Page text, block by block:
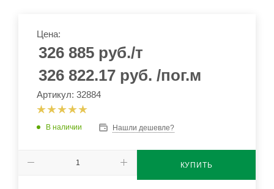
Цена:
326 885 руб./т
326 822.17 руб. /пог.м
Артикул: 32884
В наличии Нашли дешевле?
КУПИТЬ